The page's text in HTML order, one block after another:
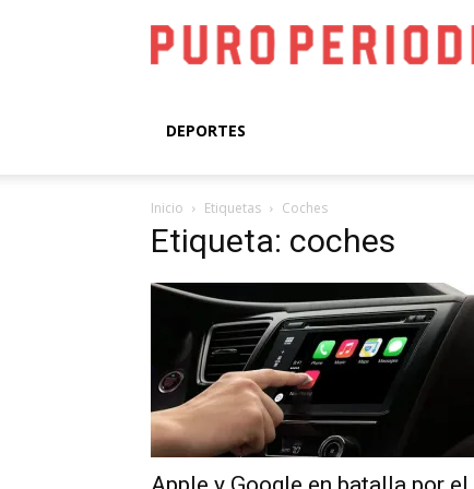
DEPORTES
Inicio Etiquetas Coches
Etiqueta: coches